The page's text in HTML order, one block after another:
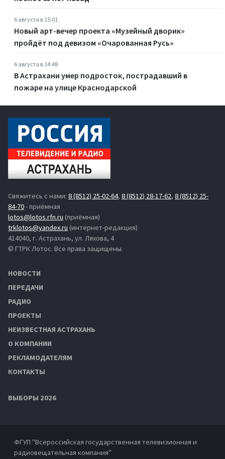
6 августа в 15:01
Новый арт-вечер проекта «Музейный дворик»
пройдёт под девизом «Очарованная Русь»
6 августа в 14:48
В Астрахани умер подросток, пострадавший в
пожаре на улице Краснодарской
Свяжитесь с нами: 8 (8512) 25-02-64, 8 (8512) 28-17-62, 8 (8512) 25-
84-70- приёмная
lotos@lotos.rfn.ru (приёмная)
trklotos@yandex.ru (интернет-редакция)
414040, г. Астрахань, ул. Ляхова, 4
© ГТРК Лотос. Все права защищены.
НОВОСТИ
ПЕРЕДАЧИ
РАДИО
ПРОЕКТЫ
НЕИЗВЕСТНАЯ АСТРАХАНЬ
О КОМПАНИИ
РЕКЛАМОДАТЕЛЯМ
КОНТАКТЫ
ВЫБОРЫ 2026
ФГУП "Всероссийская государственная телевизионная и
радиовещательная компания"